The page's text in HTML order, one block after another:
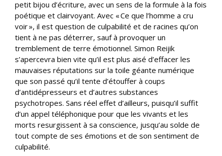
petit bijou d’écriture, avec un sens de la formule à la fois
poétique et clairvoyant. Avec « Ce que l’homme a cru
voir », il est question de culpabilité et de racines qu’on
tient à ne pas déterrer, sauf à provoquer un
tremblement de terre émotionnel. Simon Reijik
s’apercevra bien vite qu’il est plus aisé d’effacer les
mauvaises réputations sur la toile géante numérique
que son passé qu’il tente d’étouffer à coups
d’antidépresseurs et d’autres substances
psychotropes. Sans réel effet d’ailleurs, puisqu’il suffit
d’un appel téléphonique pour que les vivants et les
morts resurgissent à sa conscience, jusqu’au solde de
tout compte de ses émotions et de son sentiment de
culpabilité.